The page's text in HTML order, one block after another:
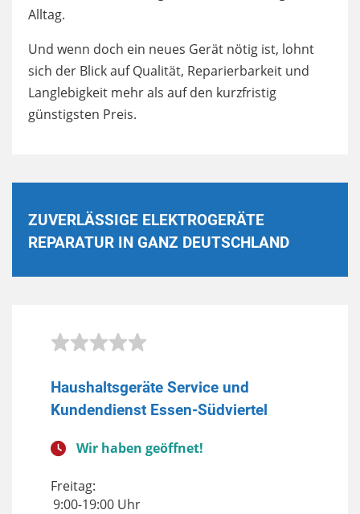
Alltag.
Und wenn doch ein neues Gerät nötig ist, lohnt
sich der Blick auf Qualität, Reparierbarkeit und
Langlebigkeit mehr als auf den kurzfristig
günstigsten Preis.
ZUVERLÄSSIGE ELEKTROGERÄTE
REPARATUR IN GANZ DEUTSCHLAND
Haushaltsgeräte Service und
Kundendienst Essen-Südviertel
Wir haben geöffnet!
Freitag:
9:00-19:00 Uhr